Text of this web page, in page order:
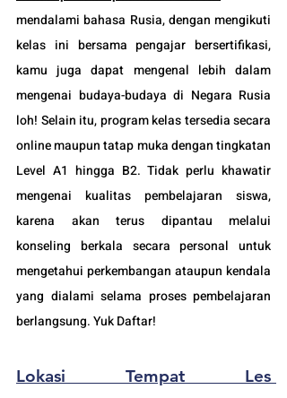
mendalami bahasa Rusia, dengan mengikuti
kelas ini bersama pengajar bersertifikasi,
kamu juga dapat mengenal lebih dalam
mengenai budaya-budaya di Negara Rusia
loh! Selain itu, program kelas tersedia secara
online maupun tatap muka dengan tingkatan
Level A1 hingga B2. Tidak perlu khawatir
mengenai kualitas pembelajaran siswa,
karena akan terus dipantau melalui
konseling berkala secara personal untuk
mengetahui perkembangan ataupun kendala
yang dialami selama proses pembelajaran
berlangsung. Yuk Daftar!
Lokasi Tempat Les